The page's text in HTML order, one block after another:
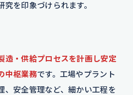
を印象づけられます。
造・供給プロセスを計画し安定
中枢業務です。工場やプラント
、安全管理など、細かい工程を